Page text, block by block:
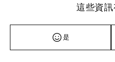
這些資
是